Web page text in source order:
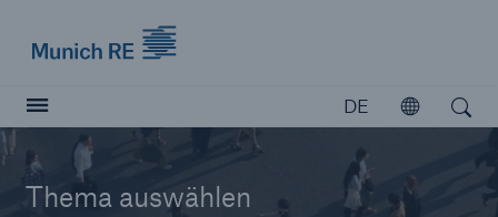
DE Öffnen
Thema auswählen
Versicherer